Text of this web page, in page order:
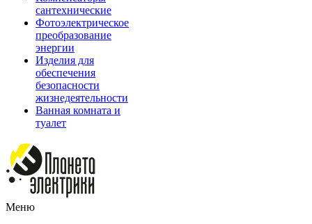
сантехнические
Фотоэлектрическое
преобразование
энергии
Изделия для
обеспечения
безопасности
жизнедеятельности
Ванная комната и
туалет
Меню